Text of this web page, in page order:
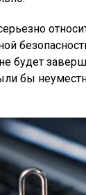
будет
бы